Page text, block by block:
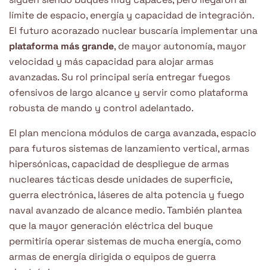
límite de espacio, energía y capacidad de integración.
El futuro acorazado nuclear buscaría implementar una
plataforma más grande, de mayor autonomía, mayor
velocidad y más capacidad para alojar armas
avanzadas. Su rol principal sería entregar fuegos
ofensivos de largo alcance y servir como plataforma
robusta de mando y control adelantado.
El plan menciona módulos de carga avanzada, espacio
para futuros sistemas de lanzamiento vertical, armas
hipersónicas, capacidad de despliegue de armas
nucleares tácticas desde unidades de superficie,
guerra electrónica, láseres de alta potencia y fuego
naval avanzado de alcance medio. También plantea
que la mayor generación eléctrica del buque
permitiría operar sistemas de mucha energía, como
armas de energía dirigida o equipos de guerra